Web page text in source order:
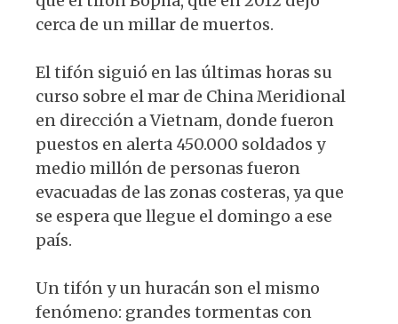
cerca de un millar de muertos.
El tifón siguió en las últimas horas su
curso sobre el mar de China Meridional
en dirección a Vietnam, donde fueron
puestos en alerta 450.000 soldados y
medio millón de personas fueron
evacuadas de las zonas costeras, ya que
se espera que llegue el domingo a ese
país.
Un tifón y un huracán son el mismo
fenómeno: grandes tormentas con